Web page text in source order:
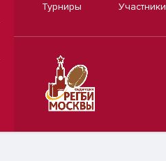
Турниры Участники